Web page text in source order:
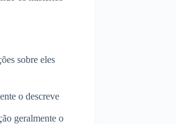
sobre eles
o descreve
geralmente o